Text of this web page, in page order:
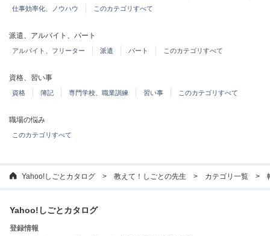
仕事効率化、ノウハウ
このカテゴリすべて
派遣、アルバイト、パート
アルバイト、フリーター 派遣 パート このカテゴリすべて
資格、習い事
資格 簿記 専門学校、職業訓練 習い事 このカテゴリすべて
職場の悩み
このカテゴリすべて
Yahoo!しごとカタログ 教えて！しごとの先生 カテゴリ一覧
Yahoo!しごとカタログ
登録情報